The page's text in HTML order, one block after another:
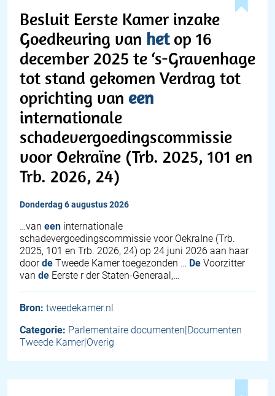
Besluit Eerste Kamer inzake
Goedkeuring van hetop 16
december 2025 te ‘s-Gravenhage
tot stand gekomen Verdrag tot
oprichting van een
internationale
schadevergoedingscommissie
voor Oekraïne (Trb. 2025, 101 en
Trb. 2026, 24)
donderdag 6 augustus 2026
…van een internationale
schadevergoedingscommissie voor OekraIne (Trb.
2025, 101 en Trb. 2026, 24) op 24 juni 2026 aan haar
doorde Tweede Kamer toegezonden … De Voorzitter
van de Eerste r der Staten-Generaal,…
Bron: tweedekamer.nl
Categorie: Parlementaire documenten|Documenten
Tweede Kamer|Overig